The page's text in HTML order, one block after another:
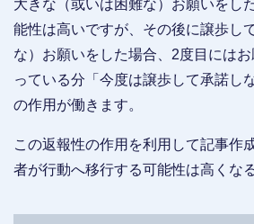
大きな（或いは困難な）お願いをし
能性は高いですが、その後に譲歩し
な）お願いをした場合、2度目には
っている分「今度は譲歩して承諾し
の作用が働きます。
この返報性の作用を利用して記事作
者が行動へ移行する可能性は高くな